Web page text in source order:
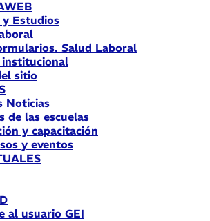
Estudios
Salud Laboral
sitio
Noticias
de las escuelas
y capacitación
y eventos
al usuario GEI